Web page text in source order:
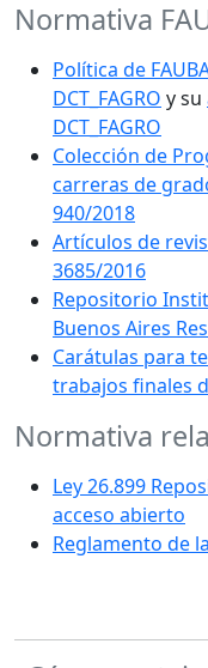
Normativa
Política de
DCT_FAGRO y su
DCT_FAGRO
Colección de
carreras de
940/2018
Artículos de
3685/2016
Repositorio
Buenos Aires
Carátulas para
trabajos finales
Normativa
Ley 26.899
acceso abierto
Reglamento de